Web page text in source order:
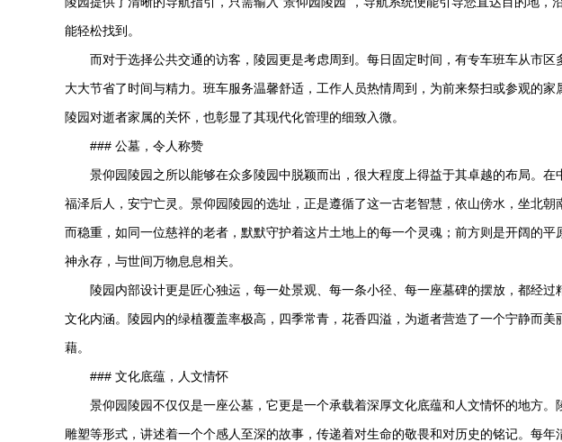
能轻松找到。
而对于选择公共交通的访客，陵园更是考虑周到。每日固定时间，有专车班车从市区
大大节省了时间与精力。班车服务温馨舒适，工作人员热情周到，为前来祭扫或参观的
陵园对逝者家属的关怀，也彰显了其现代化管理的细致入微。
### 公墓，令人称赞
景仰园陵园之所以能够在众多陵园中脱颖而出，很大程度上得益于其卓越的布局。
福泽后人，安宁亡灵。 景仰园陵园的选址，正是遵循了这一古老智慧，依山傍水，坐北
而稳重，如同一位慈祥的老者，默默守护着这片土地上的每一个灵魂；前方则是开阔的
神永存，与世间万物息息相关。
陵园内部设计更是匠心独运，每一处景观、每一条小径、每一座墓碑的摆放，都经
文化内涵。陵园内的绿植覆盖率极高，四季常青，花香四溢，为逝者营造了一个宁静而
藉。
### 文化底蕴，人文情怀
景仰园陵园不仅仅是一座公墓，它更是一个承载着深厚文化底蕴和人文情怀的地方。
雕塑等形式，讲述着一个个感人至深的故事，传递着对生命的敬畏和对历史的铭记。每年